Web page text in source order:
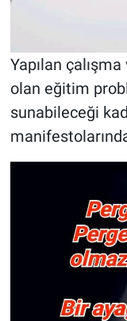
Yapılan
olan eğitim
sunabileceği